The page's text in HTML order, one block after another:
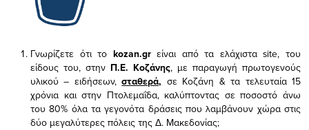
Γνωρίζετε ότι το kozan.gr είναι από τα ελάχισταsite, του
είδους του, στην Π.Ε. Κοζάνης, με παραγωγή πρωτογενούς
υλικού – ειδήσεων,σταθερά, σε Κοζάνη & τα τελευταία 15
χρόνια και στην Πτολεμαΐδα, καλύπτοντας σε ποσοστό άνω
του 80% όλα τα γεγονότα δράσεις που λαμβάνουν χώρα στις
δύο μεγαλύτερες πόλεις της Δ. Μακεδονίας;